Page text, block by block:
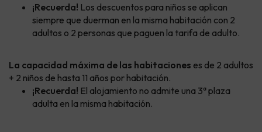
¡Recuerda! Los descuentos para niños se aplican
siempre que duerman en la misma habitación con 2
adultos o 2 personas que paguen la tarifa de adulto.
La capacidad máxima de las habitaciones es de 2 adultos
+ 2 niños de hasta 11 años por habitación.
¡Recuerda! El alojamiento no admite una 3ª plaza
adulta en la misma habitación.